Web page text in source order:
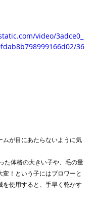
video/3adce0_
36
ムが目にあたらないように気
た体格の大きい子や、毛の量
！という子にはブロワーと
を使用すると、手早く乾かす